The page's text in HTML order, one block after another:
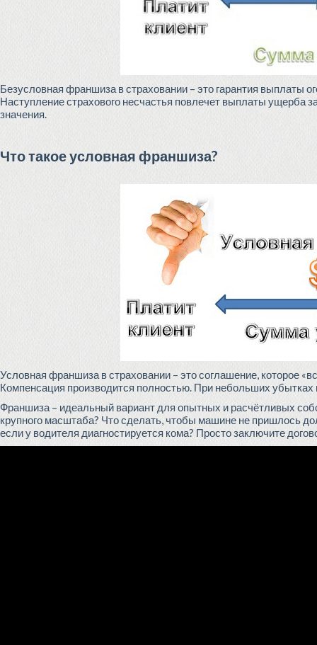
Безусловная франшиза в страховании – это гарантия выплаты
Наступление страхового несчастья повлечет выплаты ущерба
значения.
Что такое условная франшиза?
Условная франшиза в страховании – это соглашение, которое
Компенсация производится полностью. При небольших убытках
Франшиза – идеальный вариант для опытных и расчётливых
крупного масштаба? Что сделать, чтобы машине не пришлось
если у водителя диагностируется кома? Просто заключите